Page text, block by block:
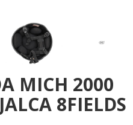
MICH 2000
8FIELDS